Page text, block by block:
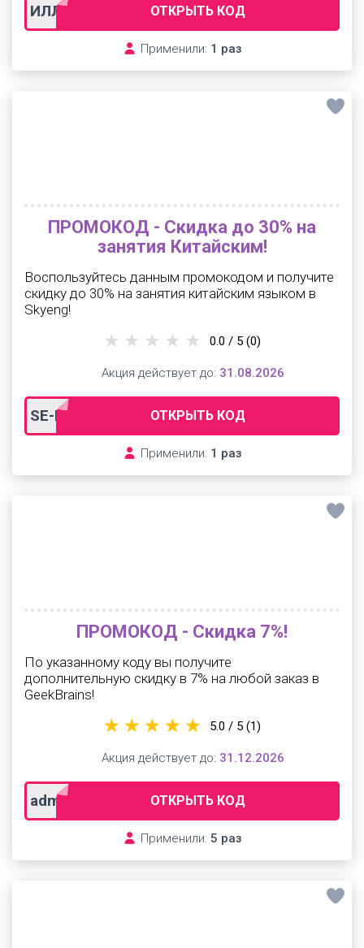
ИЛЛ11 ОТКРЫТЬ КОД
Применили: 1 раз
ПРОМОКОД - Скидка до 30% на
занятия Китайским!
Воспользуйтесь данным промокодом и получите
скидку до 30% на занятия китайским языком в
Skyeng!
SE-PROMOCODO-CОТКРЫТЬ КОД
Применили: 1 раз
0.0 / 5 (0)
Акция действует до: 31.08.2026
ПРОМОКОД - Скидка 7%!
По указанному коду вы получите
дополнительную скидку в 7% на любой заказ в
GeekBrains!
admitad ОТКРЫТЬ КОД
Применили: 5 раз
5.0 / 5 (1)
Акция действует до: 31.12.2026